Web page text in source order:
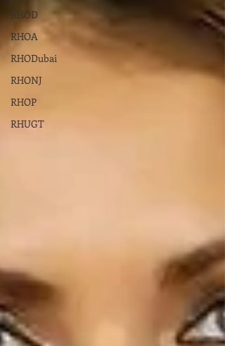
RHOD
RHOA
RHODubai
RHONJ
RHOP
RHUGT